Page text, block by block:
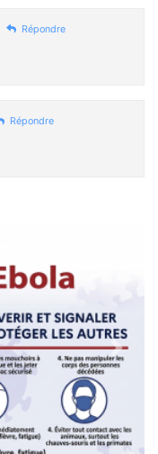
Répondre
Répondre
Next